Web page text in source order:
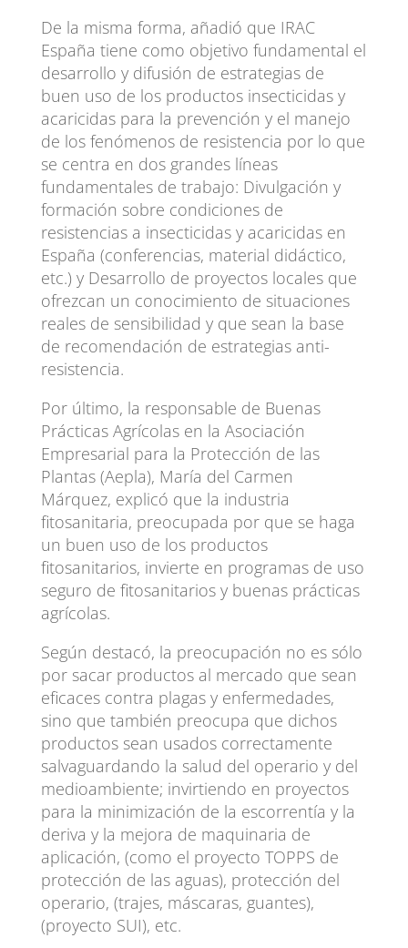
De la misma forma, añadió que IRAC
España tiene como objetivo fundamental el
desarrollo y difusión de estrategias de
buen uso de los productos insecticidas y
acaricidas para la prevención y el manejo
de los fenómenos de resistencia por lo que
se centra en dos grandes líneas
fundamentales de trabajo: Divulgación y
formación sobre condiciones de
resistencias a insecticidas y acaricidas en
España (conferencias, material didáctico,
etc.) y Desarrollo de proyectos locales que
ofrezcan un conocimiento de situaciones
reales de sensibilidad y que sean la base
de recomendación de estrategias anti-
resistencia.
Por último, la responsable de Buenas
Prácticas Agrícolas en la Asociación
Empresarial para la Protección de las
Plantas (Aepla), María del Carmen
Márquez, explicó que la industria
fitosanitaria, preocupada por que se haga
un buen uso de los productos
fitosanitarios, invierte en programas de uso
seguro de fitosanitarios y buenas prácticas
agrícolas.
Según destacó, la preocupación no es sólo
por sacar productos al mercado que sean
eficaces contra plagas y enfermedades,
sino que también preocupa que dichos
productos sean usados correctamente
salvaguardando la salud del operario y del
medioambiente; invirtiendo en proyectos
para la minimización de la escorrentía y la
deriva y la mejora de maquinaria de
aplicación, (como el proyecto TOPPS de
protección de las aguas), protección del
operario, (trajes, máscaras, guantes),
(proyecto SUI), etc.